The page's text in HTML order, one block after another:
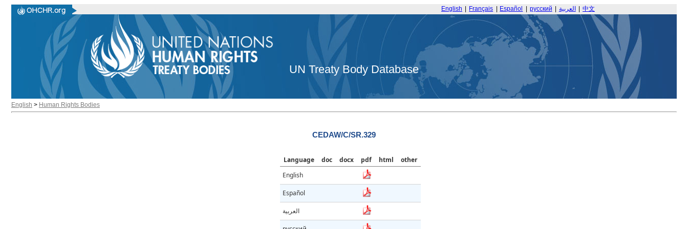
English Français Español русский العربية 中文
UN Treaty Body Database
English > Human Rights Bodies
CEDAW/C/SR.329
Language doc docx pdf html
other
English
Español
العربية